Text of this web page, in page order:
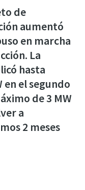
de
aumentó
en marcha
La
hasta
en el segundo
de 3 MW
a
2 meses